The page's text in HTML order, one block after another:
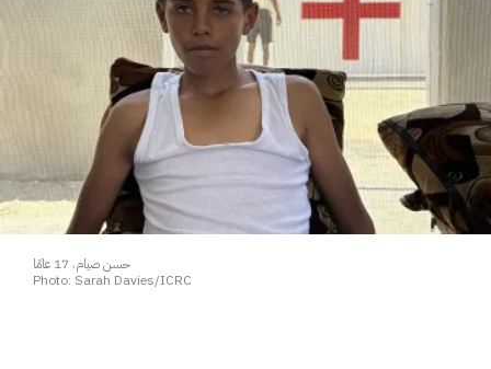
حسن صيام، 17 عامًا
Photo: Sarah Davies/ICRC